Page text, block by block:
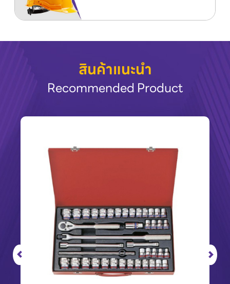
สินค้าแนะนำ
Recommended Product